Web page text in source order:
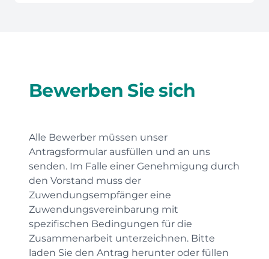
Bewerben Sie sich
Alle Bewerber müssen unser
Antragsformular ausfüllen und an uns
senden. Im Falle einer Genehmigung durch
den Vorstand muss der
Zuwendungsempfänger eine
Zuwendungsvereinbarung mit
spezifischen Bedingungen für die
Zusammenarbeit unterzeichnen. Bitte
laden Sie den Antrag herunter oder füllen